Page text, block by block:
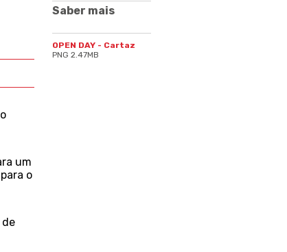
um
o
de
Saber mais
OPEN DAY - Cartaz
PNG 2.47MB